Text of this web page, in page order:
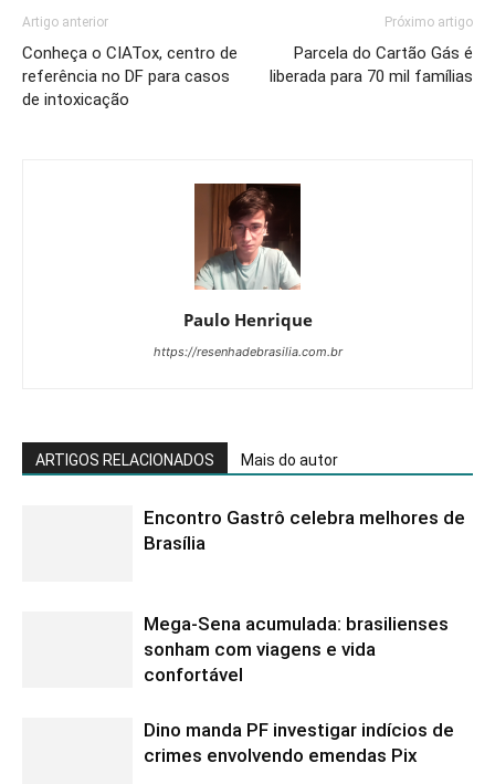
Artigo anterior
Conheça o CIATox, centro de
referência no DF para casos
de intoxicação
Próximo artigo
Parcela do Cartão Gás é
liberada para 70 mil famílias
Paulo Henrique
https://resenhadebrasilia.com.br
ARTIGOS RELACIONADOS Mais do autor
Encontro Gastrô celebra melhores de
Brasília
Mega-Sena acumulada: brasilienses
sonham com viagens e vida
confortável
Dino manda PF investigar indícios de
crimes envolvendo emendas Pix